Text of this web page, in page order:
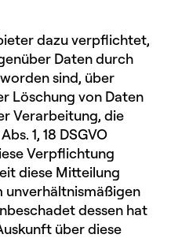
dazu verpflichtet,
Daten durch
sind, über
Löschung von Daten
Verarbeitung, die
1, 18 DSGVO
Verpflichtung
diese Mitteilung
unverhältnismäßigen
dessen hat
über diese